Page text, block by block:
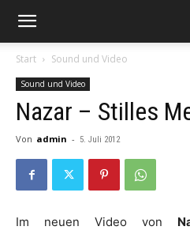
Start Sound und Video
Sound und Video
Nazar – Stilles
Von admin - 5. Juli 2012
Im neuen Video von